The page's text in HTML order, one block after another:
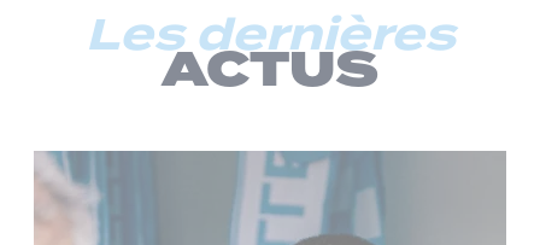
Les dernières
ACTUS